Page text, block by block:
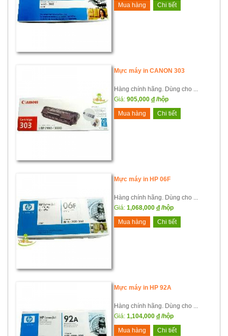
Mua hàng
Chi tiết
Mực máy in CANON 303
Hàng chính hãng. Dùng cho ...
Giá: 905,000 đ /hộp
Mua hàng
Chi tiết
Mực máy in HP 06F
Hàng chính hãng. Dùng cho ...
Giá: 1,068,000 đ /hộp
Mua hàng
Chi tiết
Mực máy in HP 92A
Hàng chính hãng. Dùng cho ...
Giá: 1,104,000 đ /hộp
Mua hàng
Chi tiết